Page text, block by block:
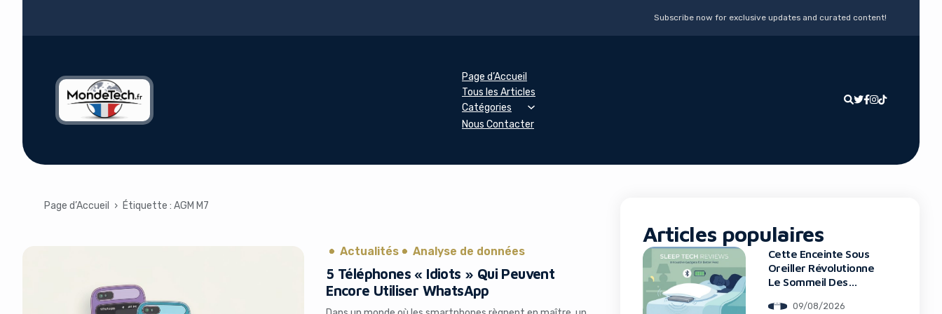
Subscribe now for exclusive updates and curated content!
Page d’Accueil
Tous les Articles
Catégories
Nous Contacter
Page d’Accueil › Étiquette :AGM M7
Actualités Analyse de données
5 Téléphones « Idiots » Qui Peuvent
Encore Utiliser WhatsApp
Articles populaires
Cette Enceinte Sous
Oreiller Révolutionne
Le Sommeil Des
09/08/2026